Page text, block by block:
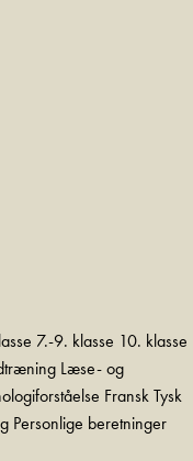
7.-9. klasse 10. klasse
Læse- og
FranskTysk
Personlige beretninger